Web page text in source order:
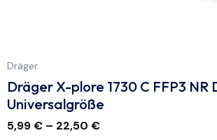
Dräger
Dräger X-plore 1730 C FFP3 NR
Universalgröße
5,99€ – 22,50 €